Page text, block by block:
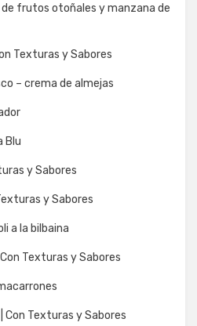
de frutos otoñales y manzana de
Texturas y Sabores
– crema de almejas
Blu
y Sabores
y Sabores
a la bilbaina
Texturas y Sabores
Con Texturas y Sabores